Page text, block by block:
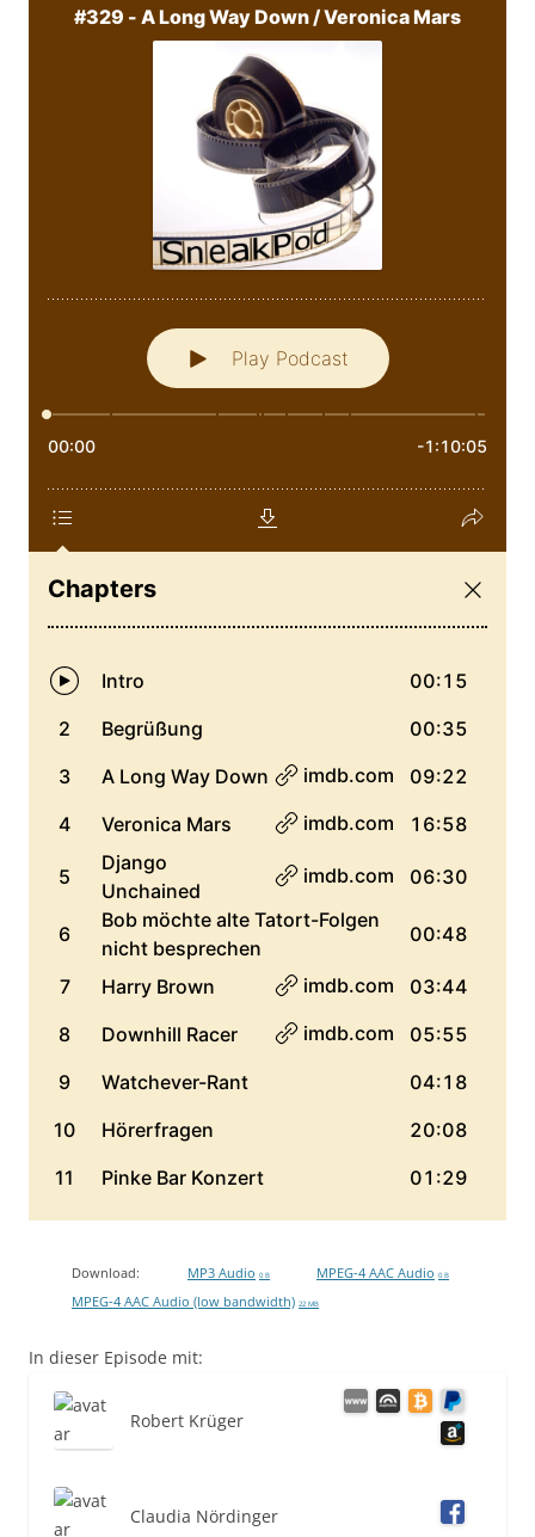
Download: MP3 Audio 0 B MPEG-4 AAC Audio 0 B
MPEG-4 AAC Audio (low bandwidth) 22 MB
In dieser Episode mit:
Robert Krüger
Claudia Nördinger